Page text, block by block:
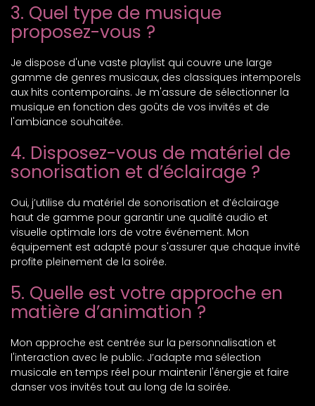
3. Quel type de musique
proposez-vous ?
Je dispose d'une vaste playlist qui couvre une large
gamme de genres musicaux, des classiques intemporels
aux hits contemporains. Je m'assure de sélectionner la
musique en fonction des goûts de vos invités et de
l'ambiance souhaitée.
4. Disposez-vous de matériel de
sonorisation et d’éclairage ?
Oui, j’utilise du matériel de sonorisation et d’éclairage
haut de gamme pour garantir une qualité audio et
visuelle optimale lors de votre événement. Mon
équipement est adapté pour s'assurer que chaque invité
profite pleinement de la soirée.
5. Quelle est votre approche en
matière d’animation ?
Mon approche est centrée sur la personnalisation et
l'interaction avec le public. J’adapte ma sélection
musicale en temps réel pour maintenir l'énergie et faire
danser vos invités tout au long de la soirée.